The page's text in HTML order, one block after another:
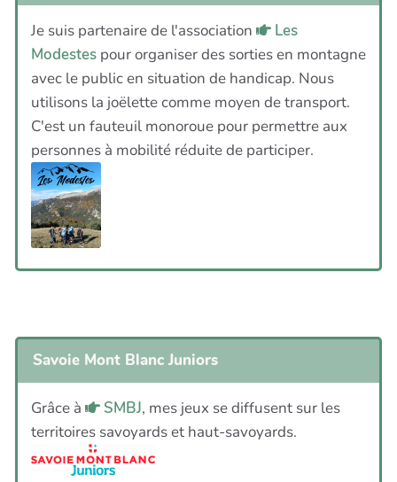
Je suis partenaire de l'association
Les
Modestes pour organiser des sorties en montagne
avec le public en situation de handicap. Nous
utilisons la joëlette comme moyen de transport.
C'est un fauteuil monoroue pour permettre aux
personnes à mobilité réduite de participer.
Savoie Mont Blanc Juniors
Grâce à SMBJ, mes jeux se diffusent sur les
territoires savoyards et haut-savoyards.